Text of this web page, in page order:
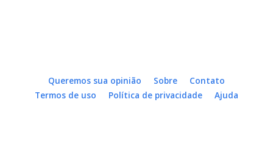
Queremos sua opinião Sobre
Contato
Termos de uso
Política de privacidade Ajuda